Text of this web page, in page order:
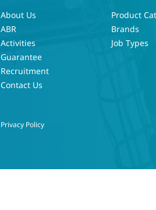
About Us
ABR
Activities
Guarantee
Recruitment
Contact Us
Product
Brands
Job Types
Privacy Policy